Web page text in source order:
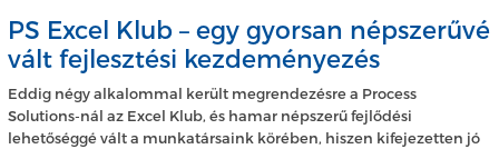
PS Excel Klub – egy gyorsan népszerűvé
vált fejlesztési kezdeményezés
Eddig négy alkalommal került megrendezésre a Process
Solutions-nál az Excel Klub, és hamar népszerű fejlődési
lehetőséggé vált a munkatársaink körében, hiszen kifejezetten jó